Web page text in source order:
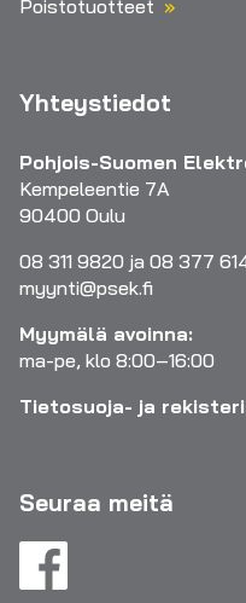
Poistotuotteet
Yhteystiedot
Pohjois-Suomen
Kempeleentie 7A
90400 Oulu
08 311 9820 ja 08 377
myynti@psek.fi
Myymälä avoinna:
ma-pe, klo 8:00–16:00
Tietosuoja- ja
Seuraa meitä